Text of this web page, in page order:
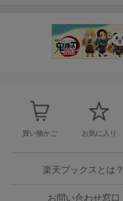
買い物かご お気に入り
楽天ブックスとは？
お問い合わせ窓口